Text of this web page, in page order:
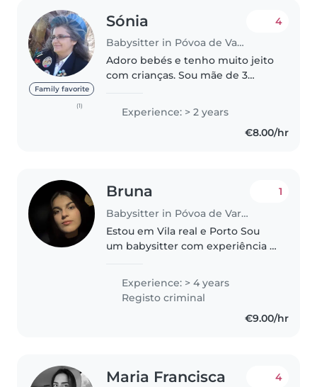
Family favorite
(1)
Sónia
Babysitter in Póvoa de Varzim
4
Adoro bebés e tenho muito jeito
com crianças. Sou mãe de 3
cuidei de mais bebés e crianças
e os pais ficaram muito
agradados comigo. Sou muito
Experience: > 2 years
€8.00/hr
Bruna
Babysitter in Póvoa de Varzim
1
Estou em Vila real e Porto Sou
um babysitter com experiência e
experiência a cuidar de crianças
dos 2 aos 12 anos. Tenho curso
técnica auxiliar de ação
Experience: > 4 years
Registo criminal
€9.00/hr
Maria Francisca 4